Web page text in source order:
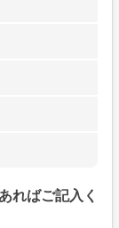
ればご記入く